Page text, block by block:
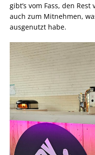
gibt’s vom Fass, den
auch zum Mitnehmen,
ausgenutzt habe.